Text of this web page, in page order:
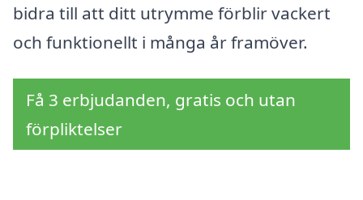
bidra till att ditt utrymme förblir vackert
och funktionellt i många år framöver.
Få 3 erbjudanden, gratis och utan
förpliktelser